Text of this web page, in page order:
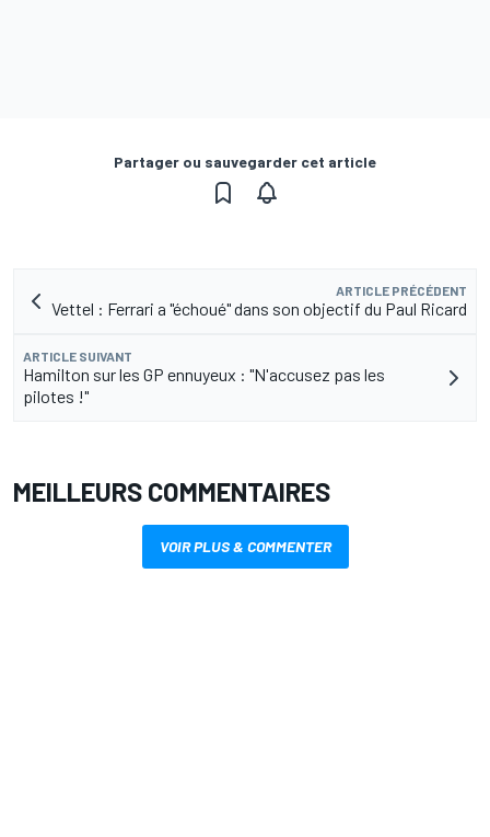
Partager ou sauvegarder cet article
ARTICLE PRÉCÉDENT
Vettel : Ferrari a "échoué" dans son objectif du Paul Ricard
ARTICLE SUIVANT
Hamilton sur les GP ennuyeux : "N'accusez pas les
pilotes !"
MEILLEURS COMMENTAIRES
VOIR PLUS & COMMENTER